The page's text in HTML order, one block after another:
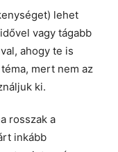
lehet
vagy tágabb
ahogy te is
mert nem az
ki.
rosszak a
inkább